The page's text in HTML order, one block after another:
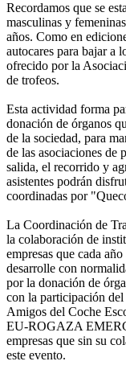
Recordamos que se
masculinas y
años. Como en
autocares para bajar a
ofrecido por la
de trofeos.
Esta actividad forma
donación de órganos
de la sociedad, para
de las asociaciones de
salida, el recorrido y
asistentes podrán
coordinadas por
La Coordinación de
la colaboración de
empresas que cada
desarrolle con
por la donación de
con la participación del
Amigos del Coche
EU-ROGAZA
empresas que sin su
este evento.